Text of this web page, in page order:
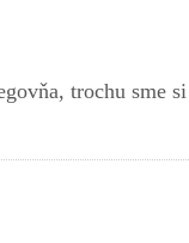
trochu sme